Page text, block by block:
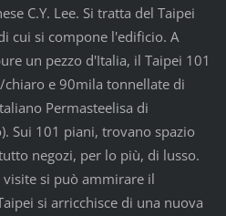
C.Y. Lee. Si tratta del Taipei
cui si compone l'edificio. A
un pezzo d'Italia, il Taipei 101
e 90mila tonnellate di
Permasteelisa di
Sui 101 piani, trovano spazio
negozi, per lo più, di lusso.
si può ammirare il
si arricchisce di una nuova